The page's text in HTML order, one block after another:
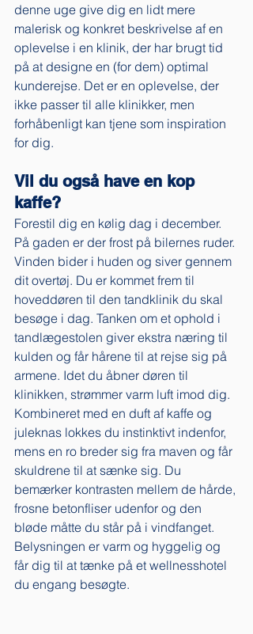
denne uge give dig en lidt mere
malerisk og konkret beskrivelse af en
oplevelse i en klinik, der har brugt tid
på at designe en (for dem) optimal
kunderejse. Det er en oplevelse, der
ikke passer til alle klinikker, men
forhåbenligt kan tjene som inspiration
for dig.
Vil du også have en kop
kaffe?
Forestil dig en kølig dag i december.
På gaden er der frost på bilernes ruder.
Vinden bider i huden og siver gennem
dit overtøj. Du er kommet frem til
hoveddøren til den tandklinik du skal
besøge i dag. Tanken om et ophold i
tandlægestolen giver ekstra næring til
kulden og får hårene til at rejse sig på
armene. Idet du åbner døren til
klinikken, strømmer varm luft imod dig.
Kombineret med en duft af kaffe og
juleknas lokkes du instinktivt indenfor,
mens en ro breder sig fra maven og får
skuldrene til at sænke sig. Du
bemærker kontrasten mellem de hårde,
frosne betonfliser udenfor og den
bløde måtte du står på i vindfanget.
Belysningen er varm og hyggelig og
får dig til at tænke på et wellnesshotel
du engang besøgte.